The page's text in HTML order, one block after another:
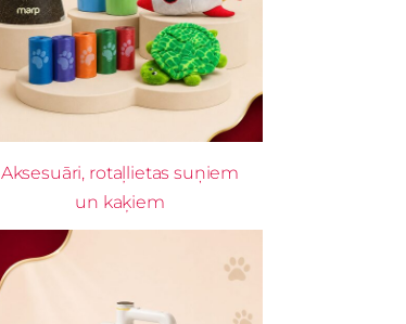
Aksesuāri, rotaļlietas suņiem
un kaķiem